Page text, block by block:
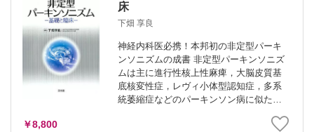
床
下畑 享良
神経内科医必携！本邦初の非定型パーキ
ンソニズムの成書 非定型パーキンソニズ
ムは主に進行性核上性麻痺，大脳皮質基
底核変性症，レヴィ小体型認知症，多系
統萎縮症などのパーキンソン病に似た症
床ともに進歩が著しい．本書は，非定型
￥8,800